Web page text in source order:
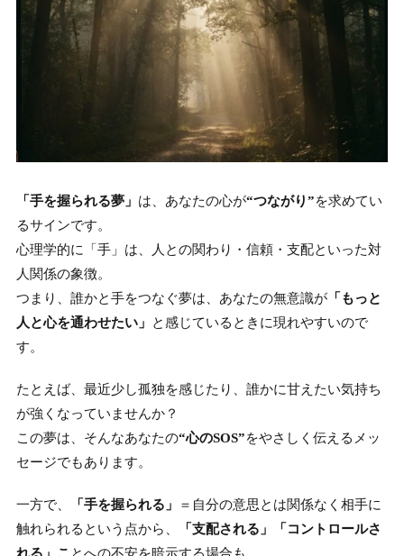
「手を握られる夢」 は、あなたの心が“つながり”を求めてい
るサインです。
心理学的に「手」は、人との関わり・信頼・支配といった対
人関係の象徴。
つまり、誰かと手をつなぐ夢は、あなたの無意識が「もっと
人と心を通わせたい」
と感じているときに現れやすいので
す。
たとえば、最近少し孤独を感じたり、誰かに甘えたい気持ち
が強くなっていませんか？
この夢は、そんなあなたの“心のSOS”をやさしく伝えるメッ
セージでもあります。
一方で、 「手を握られる」
＝自分の意思とは関係なく相手に
触れられるという点から、
「支配される」「コントロールさ